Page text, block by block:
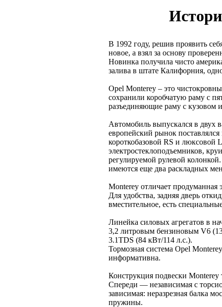
В 1992 году, решив проявить
новое, а взял за основу
Новинка получила чисто
залива в штате Калифорния,
Opel Monterey – это
сохранили коробчатую раму с
разъединяющие раму с кузовом
Автомобиль выпускался в двух
европейский рынок
короткобазовой RS и люксовой
электростеклоподъемников,
регулируемой рулевой
имеются еще два раскладных
Monterey отличает продуманная
Для удобства, задняя дверь
вместительное, есть
Линейка силовых агрегатов в
3,2 литровым бензиновым V6
3.1TDS (84 кВт/114 л.с.).
Тормозная система Opel
информативна.
Конструкция подвески
Спереди — независимая с
зависимая: неразрезная балка
пружины.